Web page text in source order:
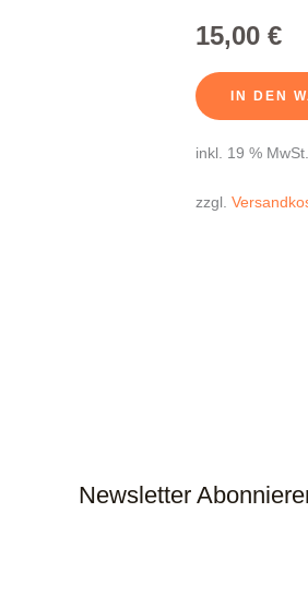
15,00 €
IN DEN
inkl. 19 % MwSt.
zzgl.
Newsletter